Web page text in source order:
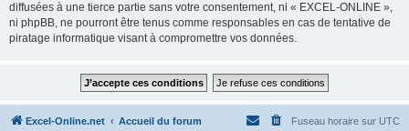
diffusées à une tierce partie sans votre consentement, ni « EXCEL-ONLINE »,
ni phpBB, ne pourront être tenus comme responsables en cas de tentative de
piratage informatique visant à compromettre vos données.
Excel-Online.net Accueil du forum Fuseau horaire sur UTC